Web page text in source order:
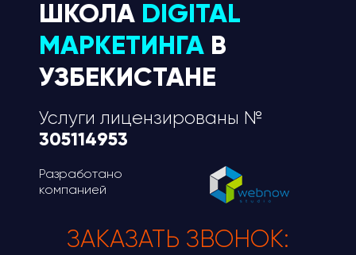
ШКОЛА DIGITAL
МАРКЕТИНГА В
УЗБЕКИСТАНЕ
Услуги лицензированы №
305114953
Разработано
компанией
ЗАКАЗАТЬ ЗВОНОК: